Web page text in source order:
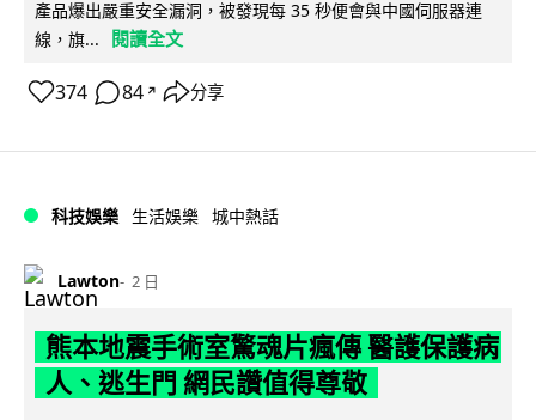
產品爆出嚴重安全漏洞，被發現每 35 秒便會與中國伺服器連
線，旗...
閱讀全文
374 84 ↗ 分享
科技娛樂 生活娛樂 城中熱話
Lawton 2 日
熊本地震手術室驚魂片瘋傳 醫護保護病
人、逃生門 網民讚值得尊敬